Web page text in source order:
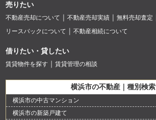
売りたい
不動産売却について 不動産売却実績
無料売却査定
リースバックについて
不動産相続について
借りたい・貸したい
賃貸物件を探す 賃貸管理の相談
横浜市の不動産｜種別検索
横浜市の中古マンション
横浜市の新築戸建て